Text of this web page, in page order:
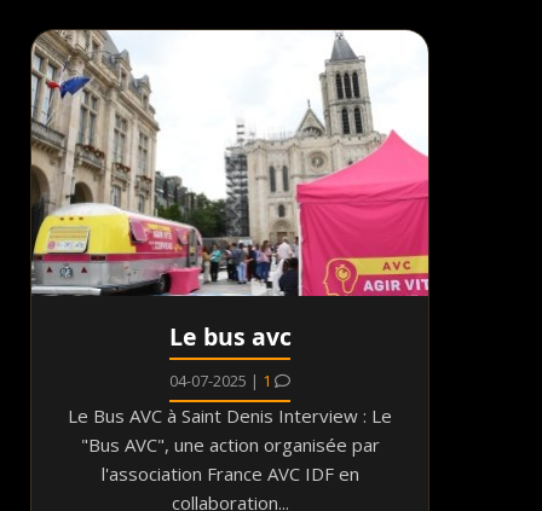
Le bus avc
04-07-2025 | 1
Le Bus AVC à Saint Denis Interview : Le
"Bus AVC", une action organisée par
l'association France AVC IDF en
collaboration...